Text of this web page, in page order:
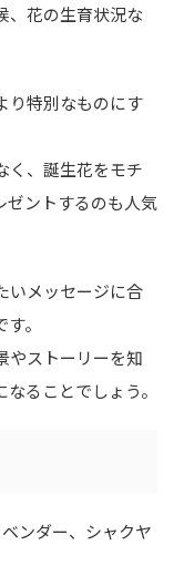
、花の生育状況な
り特別なものにす
く、誕生花をモチ
ゼントするのも人気
いメッセージに合
。
やストーリーを知
ることでしょう。
ンダー、シャクヤ